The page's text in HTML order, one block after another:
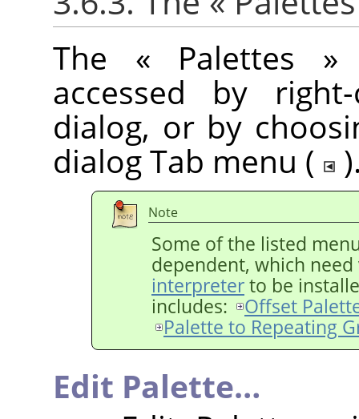
The « Palettes »
accessed by
dialog, or by
dialog Tab menu (
Note
Some of the listed
dependent, which
interpreterto be
includes:
Offset
Palette to Repeating
Edit Palette…